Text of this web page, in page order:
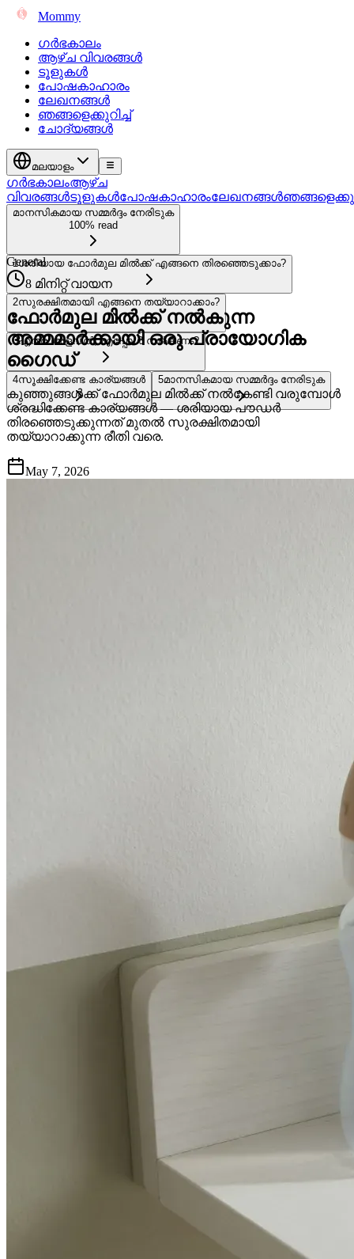
Mommy
ഗർഭകാലം
ആഴ്ച വിവരങ്ങൾ
ടൂളുകൾ
പോഷകാഹാരം
ലേഖനങ്ങൾ
ഞങ്ങളെക്കുറിച്ച്
ചോദ്യങ്ങൾ
മലയാളം
ഗർഭകാലംആഴ്ച
വിവരങ്ങൾടൂളുകൾപോഷകാഹാരംലേഖനങ്ങൾ
മാനസികമായ സമ്മർദ്ദം നേരിടുക
100% read
1ശരിയായ ഫോർമുല മിൽക്ക് എങ്ങനെ തിരഞ്ഞെടുക്കാം?
2സുരക്ഷിതമായി എങ്ങനെ തയ്യാറാക്കാം?
3എത്ര അളവിൽ, എപ്പോൾ നൽകണം?
4സൂക്ഷിക്കേണ്ട കാര്യങ്ങൾ 5മാനസികമായ സമ്മർദ്ദം നേരിടുക
General
8 മിനിറ്റ് വായന
ഫോർമുല മിൽക്ക് നൽകുന്ന
അമ്മമാർക്കായി ഒരു പ്രായോഗിക
ഗൈഡ്
കുഞ്ഞുങ്ങൾക്ക് ഫോർമുല മിൽക്ക് നൽകേണ്ടി വരുമ്പോൾ
ശ്രദ്ധിക്കേണ്ട കാര്യങ്ങൾ — ശരിയായ പൗഡർ
തിരഞ്ഞെടുക്കുന്നത് മുതൽ സുരക്ഷിതമായി
തയ്യാറാക്കുന്ന രീതി വരെ.
May 7, 2026